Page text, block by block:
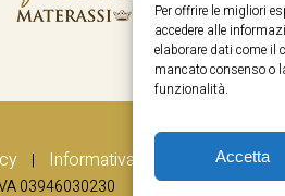
Per offrire le migliori
accedere alle
elaborare dati come il
mancato consenso o
funzionalità.
Accetta
| Informativa Cookie
03946030230